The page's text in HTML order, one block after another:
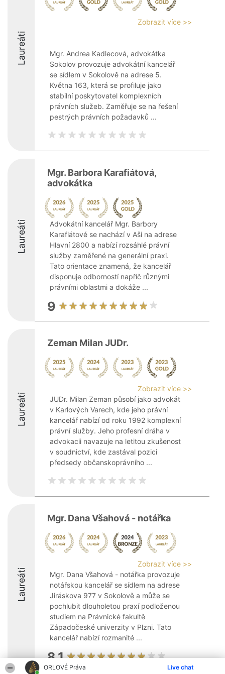
ORLOVÉ Práva Live chat
Laureáti
Zobrazit více >>
Mgr. Andrea Kadlecová, advokátka
Sokolov provozuje advokátní kancelář
se sídlem v Sokolově na adrese 5.
Května 163, která se profiluje jako
stabilní poskytovatel komplexních
právních služeb. Zaměřuje se na řešení
pestrých právních požadavků ...
Laureáti
Mgr. Barbora Karafiátová,
advokátka
Advokátní kancelář Mgr. Barbory
Karafiátové se nachází v Aši na adrese
Hlavní 2800 a nabízí rozsáhlé právní
služby zaměřené na generální praxi.
Tato orientace znamená, že kancelář
disponuje odborností napříč různými
právními oblastmi a dokáže ...
9
Laureáti
Zeman Milan JUDr.
Zobrazit více >>
JUDr. Milan Zeman působí jako advokát
v Karlových Varech, kde jeho právní
kancelář nabízí od roku 1992 komplexní
právní služby. Jeho profesní dráha v
advokacii navazuje na letitou zkušenost
v soudnictví, kde zastával pozici
předsedy občanskoprávního ...
Laureáti
Mgr. Dana Všahová - notářka
Zobrazit více >>
Mgr. Dana Všahová - notářka provozuje
notářskou kancelář se sídlem na adrese
Jiráskova 977 v Sokolově a může se
pochlubit dlouholetou praxí podloženou
studiem na Právnické fakultě
Západočeské univerzity v Plzni. Tato
kancelář nabízí rozmanité ...
8.1